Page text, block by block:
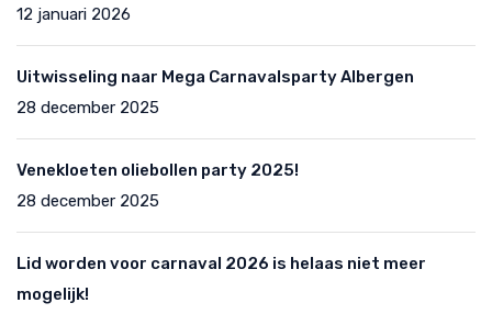
12 januari 2026
Uitwisseling naar Mega Carnavalsparty Albergen
28 december 2025
Venekloeten oliebollen party 2025!
28 december 2025
Lid worden voor carnaval 2026 is helaas niet meer
mogelijk!